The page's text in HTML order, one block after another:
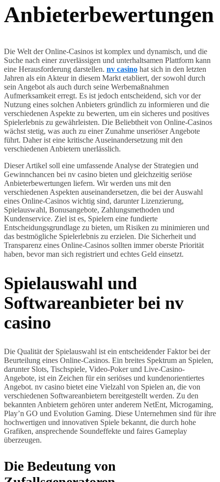
Anbieterbewertungen
Die Welt der Online-Casinos ist komplex und dynamisch, und die
Suche nach einer zuverlässigen und unterhaltsamen Plattform kann
eine Herausforderung darstellen. nv casino hat sich in den letzten
Jahren als ein Akteur in diesem Markt etabliert, der sowohl durch
sein Angebot als auch durch seine Werbemaßnahmen
Aufmerksamkeit erregt. Es ist jedoch entscheidend, sich vor der
Nutzung eines solchen Anbieters gründlich zu informieren und die
verschiedenen Aspekte zu bewerten, um ein sicheres und positives
Spielerlebnis zu gewährleisten. Die Beliebtheit von Online-Casinos
wächst stetig, was auch zu einer Zunahme unseriöser Angebote
führt. Daher ist eine kritische Auseinandersetzung mit den
verschiedenen Anbietern unerlässlich.
Dieser Artikel soll eine umfassende Analyse der Strategien und
Gewinnchancen bei nv casino bieten und gleichzeitig seriöse
Anbieterbewertungen liefern. Wir werden uns mit den
verschiedenen Aspekten auseinandersetzen, die bei der Auswahl
eines Online-Casinos wichtig sind, darunter Lizenzierung,
Spielauswahl, Bonusangebote, Zahlungsmethoden und
Kundenservice. Ziel ist es, Spielern eine fundierte
Entscheidungsgrundlage zu bieten, um Risiken zu minimieren und
das bestmögliche Spielerlebnis zu erzielen. Die Sicherheit und
Transparenz eines Online-Casinos sollten immer oberste Priorität
haben, bevor man sich registriert und echtes Geld einsetzt.
Spielauswahl und
Softwareanbieter bei nv
casino
Die Qualität der Spielauswahl ist ein entscheidender Faktor bei der
Beurteilung eines Online-Casinos. Ein breites Spektrum an Spielen,
darunter Slots, Tischspiele, Video-Poker und Live-Casino-
Angebote, ist ein Zeichen für ein seriöses und kundenorientiertes
Angebot. nv casino bietet eine Vielzahl von Spielen an, die von
verschiedenen Softwareanbietern bereitgestellt werden. Zu den
bekannten Anbietern gehören unter anderem NetEnt, Microgaming,
Play’n GO und Evolution Gaming. Diese Unternehmen sind für ihre
hochwertigen und innovativen Spiele bekannt, die durch hohe
Grafiken, ansprechende Soundeffekte und faires Gameplay
überzeugen.
Die Bedeutung von